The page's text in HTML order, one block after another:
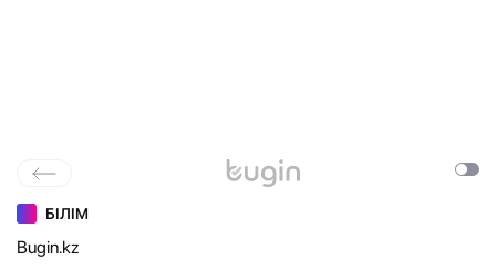
БІЛІМ
Bugin.kz